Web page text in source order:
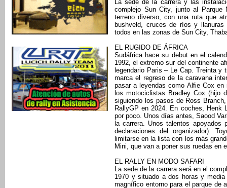
La sede de la carrera y las
complejo Sun City, junto al Parque
terreno diverso, con una ruta que
bushveld, cruces de ríos y llanuras
todos en las zonas de Sun City,
EL RUGIDO DE ÁFRICA
Sudáfrica hace su debut en el
1992, el extremo sur del continente
legendario Paris – Le Cap. Treinta
marca el regreso de la caravana
pasar a leyendas como Alfie Cox
los motociclistas Bradley Cox (hijo
siguiendo los pasos de Ross
RallyGP en 2024. En coches, Henk
por poco. Unos días antes, Saood
la carrera. Unos talentos
declaraciones del organizador):
limitarse en la lista con los más
Mini, que van a poner sus ruedas en
EL RALLY EN MODO SAFARI
La sede de la carrera será en el
1970 y situado a dos horas y
magnífico entorno para el parque de